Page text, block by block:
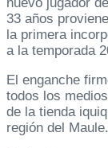
33 años
la primera
a la temporada
El enganche
todos los
de la tienda
región del Maule.